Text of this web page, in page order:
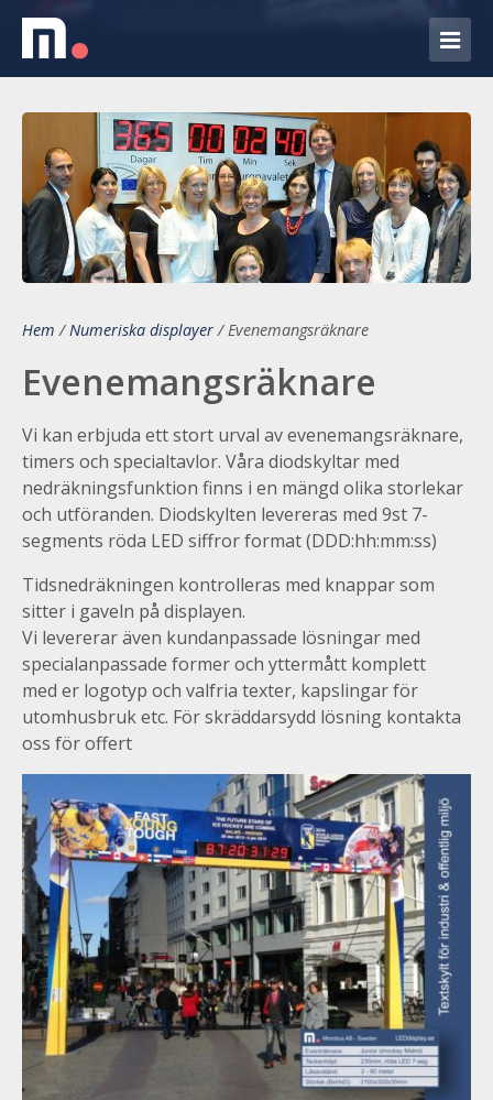
Hem /Numeriska displayer/Evenemangsräknare
Evenemangsräknare
Vi kan erbjuda ett stort urval av evenemangsräknare,
timers och specialtavlor. Våra diodskyltar med
nedräkningsfunktion finns i en mängd olika storlekar
och utföranden. Diodskylten levereras med 9st 7-
segments röda LED siffror format (DDD:hh:mm:ss)
Tidsnedräkningen kontrolleras med knappar som
sitter i gaveln på displayen.
Vi levererar även kundanpassade lösningar med
specialanpassade former och yttermått komplett
med er logotyp och valfria texter, kapslingar för
utomhusbruk etc. För skräddarsydd lösning kontakta
oss för offert